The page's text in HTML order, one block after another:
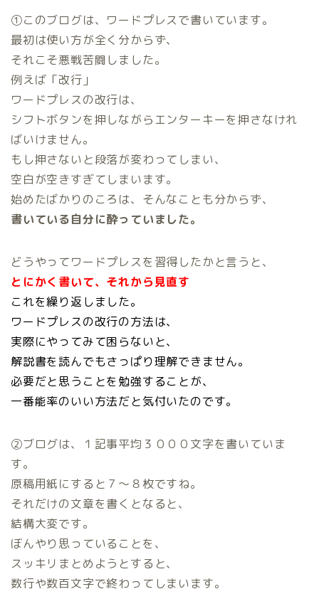
①このブログは、ワードプレスで書いています。
最初は使い方が全く分からず、
それこそ悪戦苦闘しました。
例えば「改行」
ワードプレスの改行は、
シフトボタンを押しながらエンターキーを押さなけれ
ばいけません。
もし押さないと段落が変わってしまい、
空白が空きすぎてしまいます。
始めたばかりのころは、そんなことも分からず、
書いている自分に酔っていました。
どうやってワードプレスを習得したかと言うと、
とにかく書いて、それから見直す
これを繰り返しました。
ワードプレスの改行の方法は、
実際にやってみて困らないと、
解説書を読んでもさっぱり理解できません。
必要だと思うことを勉強することが、
一番能率のいい方法だと気付いたのです。
②ブログは、１記事平均３０００文字を書いていま
す。
原稿用紙にすると７～８枚ですね。
それだけの文章を書くとなると、
結構大変です。
ぼんやり思っていることを、
スッキリまとめようとすると、
数行や数百文字で終わってしまいます。